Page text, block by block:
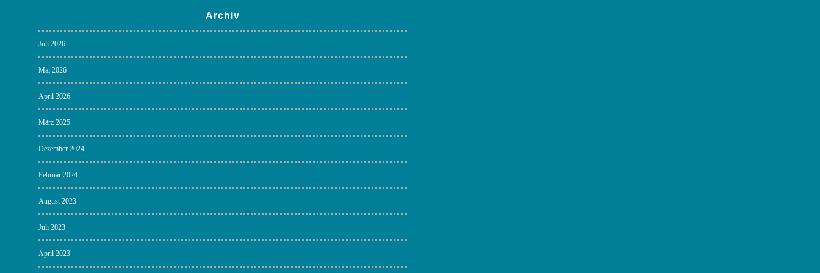
Archiv
Juli 2026
Mai 2026
April 2026
März 2025
Dezember 2024
Februar 2024
August 2023
Juli 2023
April 2023